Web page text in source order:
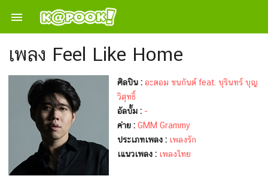

เพลง Feel Like Home
ศิลปิน : อะตอม ชนกันต์ feat. บุรินทร์ บุญ
วิสุทธิ์
อัลบั้ม : -
ค่าย : GMM Grammy
ประเภทเพลง : เพลงรัก
เแนวเพลง : เพลงไทย